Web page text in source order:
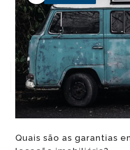
Quais são as garantias